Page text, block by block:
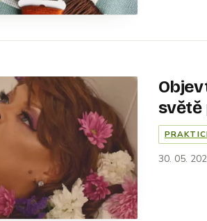
světě
30. 05.